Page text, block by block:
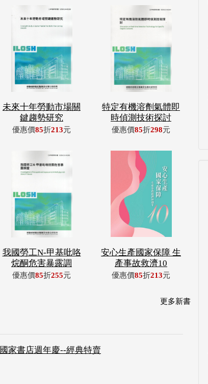
未來十年勞動市場關
鍵趨勢研究
優惠價85折213元
特定有機溶劑氣體即
時偵測技術探討
優惠價85折298元
我國勞工N-甲基吡咯
烷酮危害暴露調
優惠價85折255元
安心生產國家保障 生
產事故救濟10
優惠價85折213元
更多新書
國家書店週年慶--經典特賣